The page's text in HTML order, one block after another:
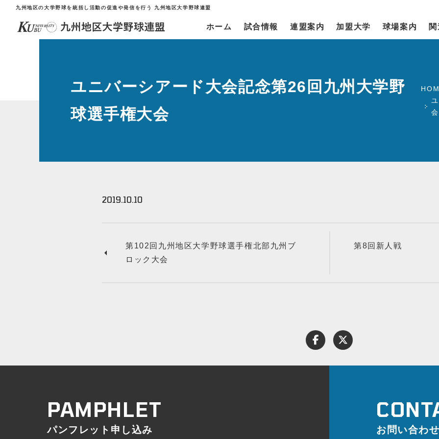
九州地区の大学野球を統括し活動の促進や発信を行う 九州地区大学野球連盟
ホーム 試合情報 連盟案内 加盟大学 球場案内
ユニバーシアード大会記念第26回九州大学野
球選手権大会
会
2019.10.10
第102回九州地区大学野球選手権北部九州ブ
ロック大会
第8回新人戦
パンフレット申し込み お問い合わ